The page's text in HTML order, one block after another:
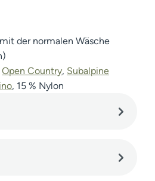
der normalen Wäsche
Open Country, Subalpine
, 15 % Nylon